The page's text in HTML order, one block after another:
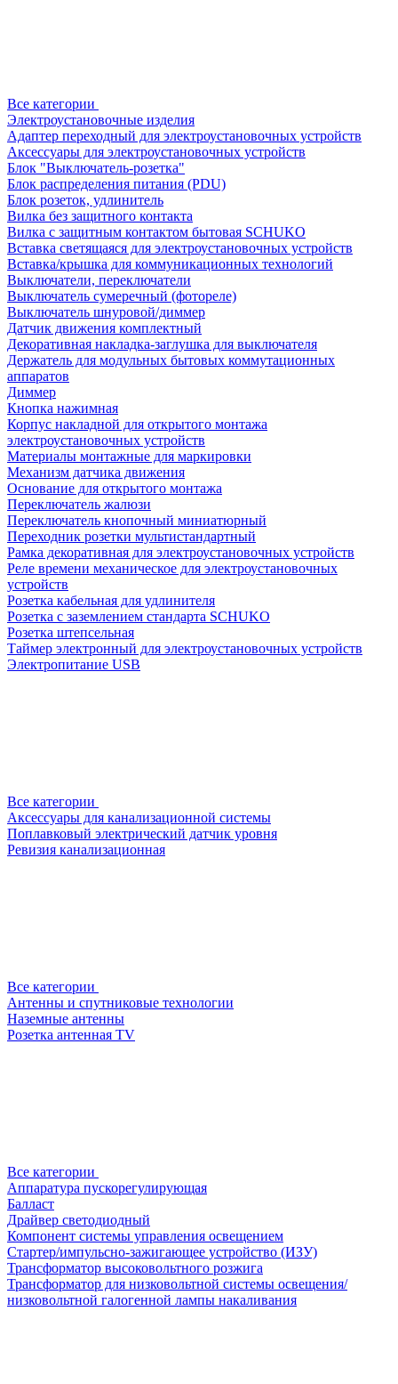
Все категории
Электроустановочные изделия
Адаптер переходный для электроустановочных устройств
Аксессуары для электроустановочных устройств
Блок "Выключатель-розетка"
Блок распределения питания (PDU)
Блок розеток, удлинитель
Вилка без защитного контакта
Вилка с защитным контактом бытовая SCHUKO
Вставка светящаяся для электроустановочных устройств
Вставка/крышка для коммуникационных технологий
Выключатели, переключатели
Выключатель сумеречный (фотореле)
Выключатель шнуровой/диммер
Датчик движения комплектный
Декоративная накладка-заглушка для выключателя
Держатель для модульных бытовых коммутационных
аппаратов
Диммер
Кнопка нажимная
Корпус накладной для открытого монтажа
электроустановочных устройств
Материалы монтажные для маркировки
Механизм датчика движения
Основание для открытого монтажа
Переключатель жалюзи
Переключатель кнопочный миниатюрный
Переходник розетки мультистандартный
Рамка декоративная для электроустановочных устройств
Реле времени механическое для электроустановочных
устройств
Розетка кабельная для удлинителя
Розетка с заземлением стандарта SCHUKO
Розетка штепсельная
Таймер электронный для электроустановочных устройств
Электропитание USB
Все категории
Аксессуары для канализационной системы
Поплавковый электрический датчик уровня
Ревизия канализационная
Все категории
Антенны и спутниковые технологии
Наземные антенны
Розетка антенная TV
Все категории
Аппаратура пускорегулирующая
Балласт
Драйвер светодиодный
Компонент системы управления освещением
Стартер/импульсно-зажигающее устройство (ИЗУ)
Трансформатор высоковольтного розжига
Трансформатор для низковольтной системы освещения/
низковольтной галогенной лампы накаливания